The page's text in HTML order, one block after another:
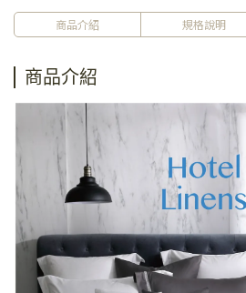
商品介紹 規格說明
商品介紹